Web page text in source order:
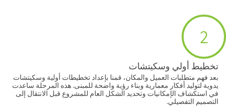
2
تخطيط أولي وسكيتشات
بعد فهم متطلبات العميل والمكان، قمنا بإعداد تخطيطات أولية وسكيتشات
يدوية لتوليد أفكار معمارية وبناء رؤية واضحة للمبنى. هذه المرحلة ساعدت
في استكشاف الإمكانيات وتحديد الشكل العام للمشروع قبل الانتقال إلى
التصميم التفصيلي.